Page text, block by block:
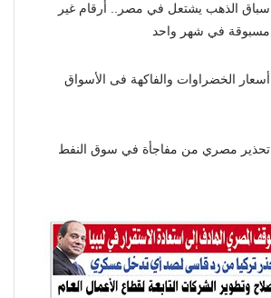
سباق الذهب يشتعل في مصر.. أرقام غير
مسبوقة في شهر واحد
أسعار الخضراوات والفاكهة فى الأسواق
تحذير مصري من مفاجأة في سوق النفط